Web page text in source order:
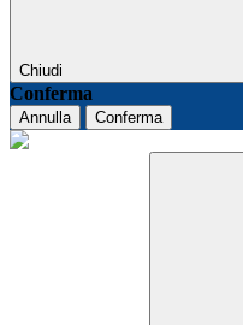
Chiudi
Conferma
Annulla Conferma